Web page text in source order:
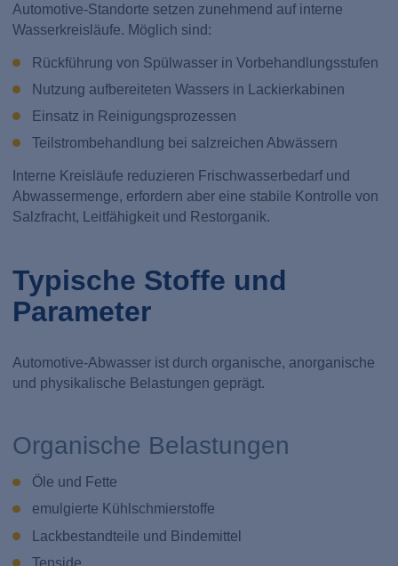
Automotive-Standorte setzen zunehmend auf interne
Wasserkreisläufe. Möglich sind:
Rückführung von Spülwasser in Vorbehandlungsstufen
Nutzung aufbereiteten Wassers in Lackierkabinen
Einsatz in Reinigungsprozessen
Teilstrombehandlung bei salzreichen Abwässern
Interne Kreisläufe reduzieren Frischwasserbedarf und
Abwassermenge, erfordern aber eine stabile Kontrolle von
Salzfracht, Leitfähigkeit und Restorganik.
Typische Stoffe und
Parameter
Automotive-Abwasser ist durch organische, anorganische
und physikalische Belastungen geprägt.
Organische Belastungen
Öle und Fette
emulgierte Kühlschmierstoffe
Lackbestandteile und Bindemittel
Tenside